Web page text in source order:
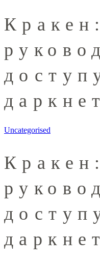
Кракен:
Uncategorised
Кракен: